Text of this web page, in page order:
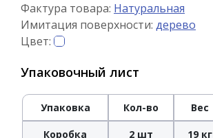
Фактура товара: Натуральная
Имитация поверхности: дерево
Цвет:
Упаковочный лист
Упаковка Кол-во Вес
Коробка 2 шт 19 кг